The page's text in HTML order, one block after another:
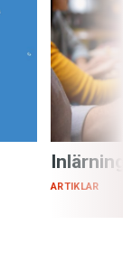
ARTIKLAR